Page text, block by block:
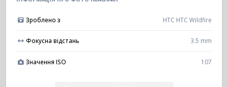
Зроблено з HTC HTC Wildfire
Фокусна відстань 3.5 mm
Значення ISO 107